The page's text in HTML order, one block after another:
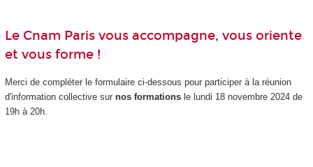
Le Cnam Paris vous accompagne, vous oriente
et vous forme !
Merci de compléter le formulaire ci-dessous pour participer à la réunion
d'information collective sur nos formationsle lundi 18 novembre 2024 de
19h à 20h.